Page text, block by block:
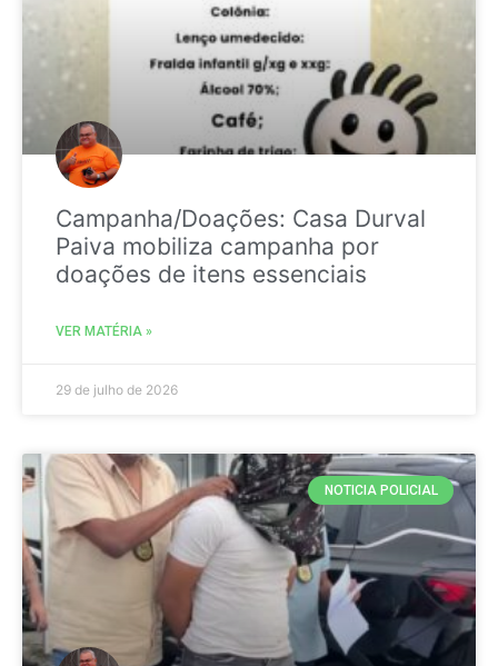
Campanha/Doações: Casa Durval
Paiva mobiliza campanha por
doações de itens essenciais
VER MATÉRIA »
29 de julho de 2026
NOTICIA POLICIAL